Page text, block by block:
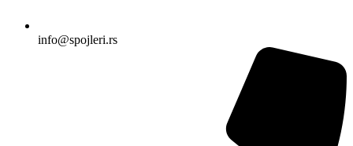
info@spojleri.rs